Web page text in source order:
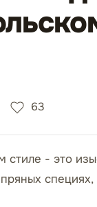
63
стиле - это